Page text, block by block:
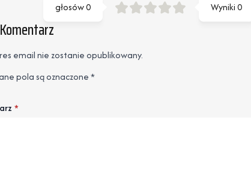
Wyniki0
głosów0
email nie zostanie opublikowany.
pola są oznaczone*
*